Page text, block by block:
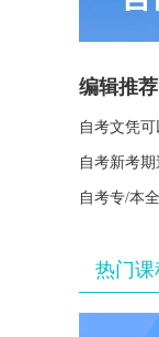
编辑推荐
自考文凭
自考新考
自考专/本
热门课